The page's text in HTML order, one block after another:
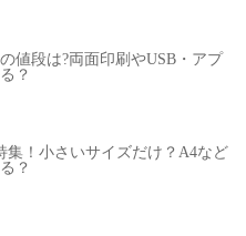
値段は?両面印刷やUSB・アプ
？
集！小さいサイズだけ？A4など
？